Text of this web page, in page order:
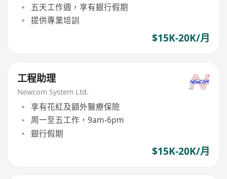
五天工作週，享有銀行假期
提供專業培訓
$15K-20K/月
工程助理
Newcom System Ltd.
享有花紅及額外醫療保險
周一至五工作，9am-6pm
銀行假期
$15K-20K/月